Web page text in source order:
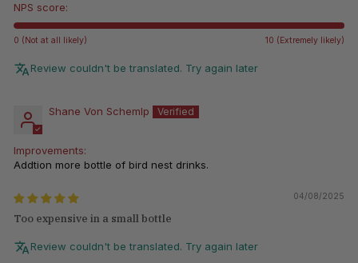
NPS score:
0 (Not at all likely) 10 (Extremely likely)
Review couldn't be translated. Try again later
Shane Von Schemlp
Improvements:
Addtion more bottle of bird nest drinks.
04/08/2025
Too expensive in a small bottle
Review couldn't be translated. Try again later